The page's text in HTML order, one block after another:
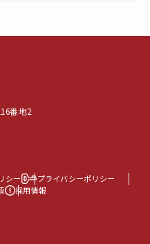
番地2
シー
プライバシーポリシー
採用情報